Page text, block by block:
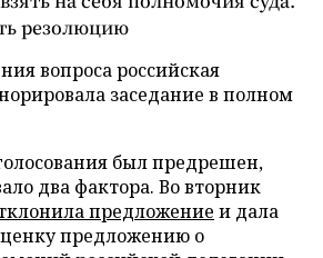
резолюцию
вопроса российская
заседание в полном
был предрешен,
два фактора. Во вторник
предложение и дала
предложению о